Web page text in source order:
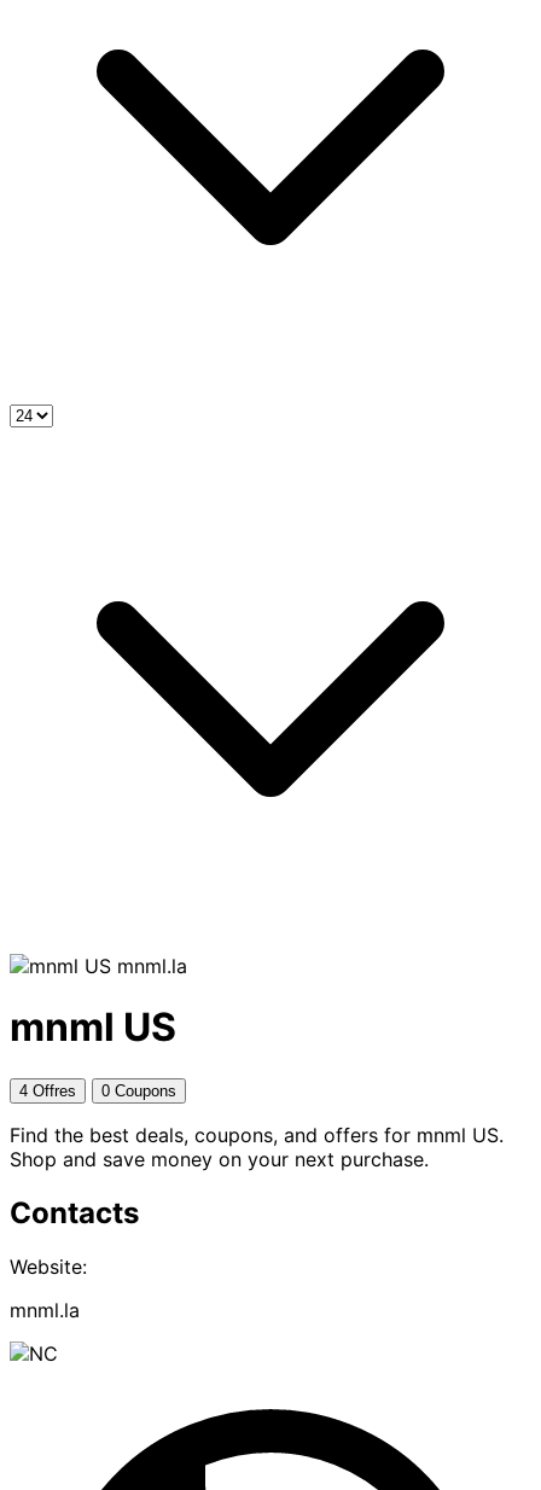
mnml.la
mnml US
4 Offres 0 Coupons
Find the best deals, coupons, and offers for mnml US.
Shop and save money on your next purchase.
Contacts
Website:
mnml.la